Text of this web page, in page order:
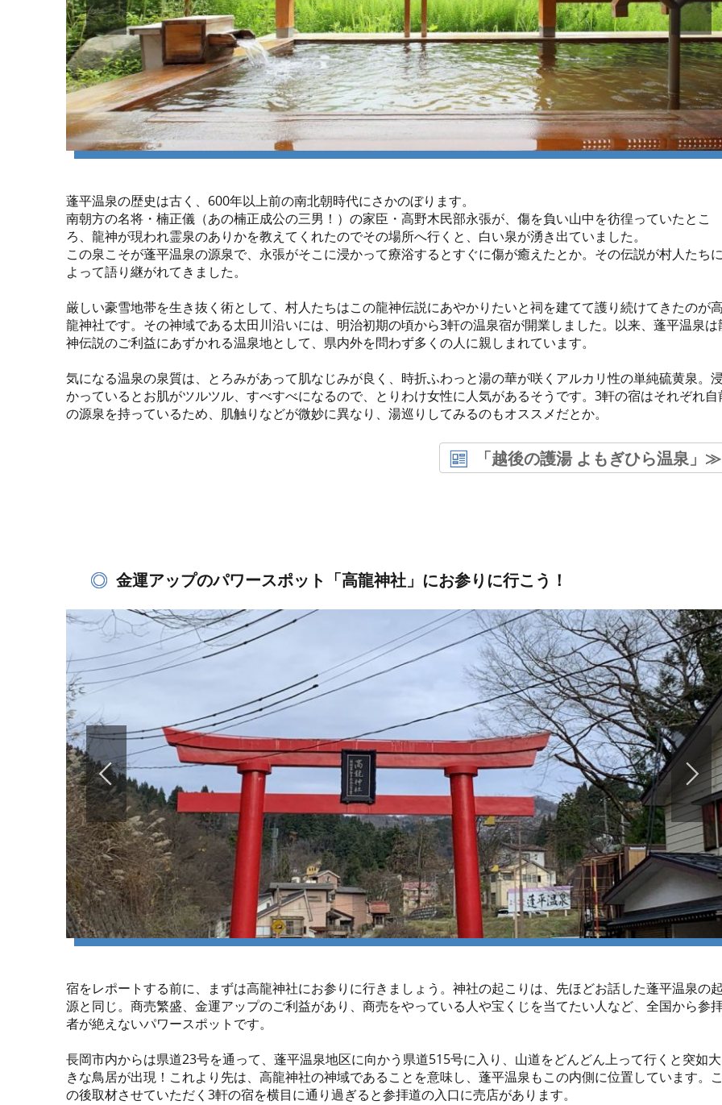
蓬平温泉の歴史は古く、600年以上前の南北朝時代にさかのぼります。
南朝方の名将・楠正儀（あの楠正成公の三男！）の家臣・高野木民部永張が、傷を負い山中を彷徨っていたとこ
ろ、龍神が現われ霊泉のありかを教えてくれたのでその場所へ行くと、白い泉が湧き出ていました。
この泉こそが蓬平温泉の源泉で、永張がそこに浸かって療浴するとすぐに傷が癒えたとか。その伝説が村人たちに
よって語り継がれてきました。
厳しい豪雪地帯を生き抜く術として、村人たちはこの龍神伝説にあやかりたいと祠を建てて護り続けてきたのが高
龍神社です。その神域である太田川沿いには、明治初期の頃から3軒の温泉宿が開業しました。以来、蓬平温泉は
神伝説のご利益にあずかれる温泉地として、県内外を問わず多くの人に親しまれています。
気になる温泉の泉質は、とろみがあって肌なじみが良く、時折ふわっと湯の華が咲くアルカリ性の単純硫黄泉。
かっているとお肌がツルツル、すべすべになるので、とりわけ女性に人気があるそうです。3軒の宿はそれぞれ自
の源泉を持っているため、肌触りなどが微妙に異なり、湯巡りしてみるのもオススメだとか。
「越後の護湯 よもぎひら温泉」≫
金運アップのパワースポット「高龍神社」にお参りに行こう！
宿をレポートする前に、まずは高龍神社にお参りに行きましょう。神社の起こりは、先ほどお話した蓬平温泉の起
源と同じ。商売繁盛、金運アップのご利益があり、商売をやっている人や宝くじを当てたい人など、全国から参
者が絶えないパワースポットです。
長岡市内からは県道23号を通って、蓬平温泉地区に向かう県道515号に入り、山道をどんどん上って行くと突如大
きな鳥居が出現！これより先は、高龍神社の神域であることを意味し、蓬平温泉もこの内側に位置しています。こ
の後取材させていただく3軒の宿を横目に通り過ぎると参拝道の入口に売店があります。